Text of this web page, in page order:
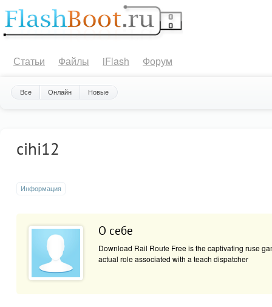
Статьи Файлы iFlash Форум
Все Онлайн Новые
cihi12
Информация
О себе
Download Rail Route Free is the captivating ruse
actual role associated with a teach dispatcher